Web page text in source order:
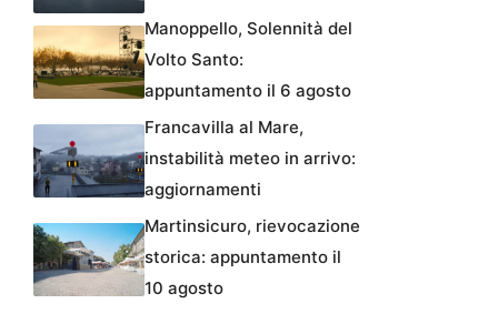
Manoppello, Solennità del
Volto Santo:
appuntamento il 6 agosto
Francavilla al Mare,
instabilità meteo in arrivo:
aggiornamenti
Martinsicuro, rievocazione
storica: appuntamento il
10 agosto